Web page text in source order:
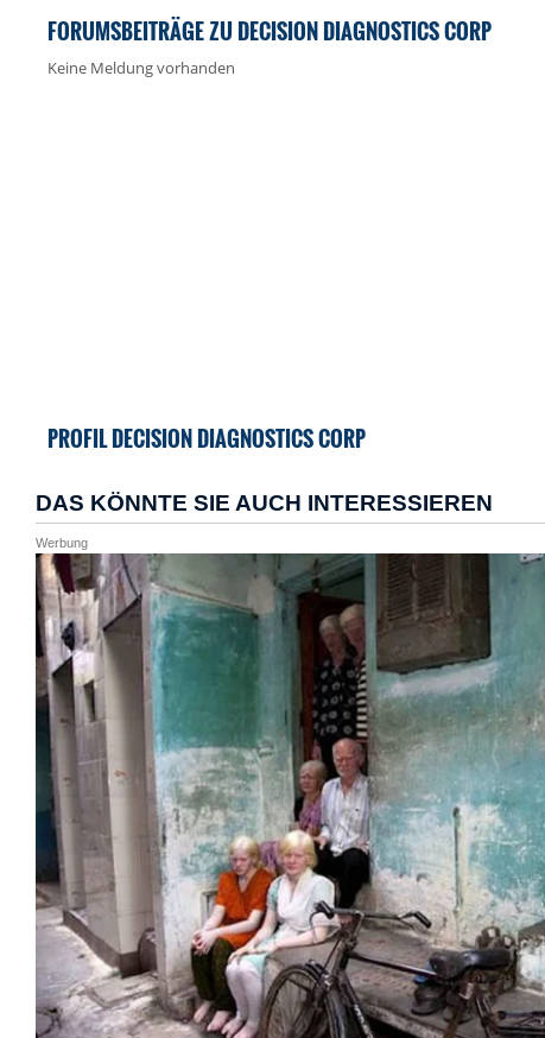
FORUMSBEITRÄGE ZU DECISION DIAGNOSTICS CORP
Keine Meldung vorhanden
PROFIL DECISION DIAGNOSTICS CORP